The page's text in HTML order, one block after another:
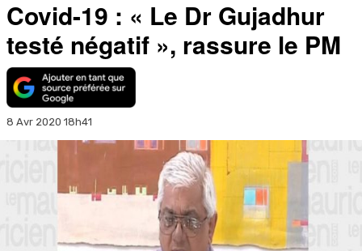
Covid-19 : « Le Dr Gujadhur
testé négatif », rassure le PM
8 Avr 2020 18h41